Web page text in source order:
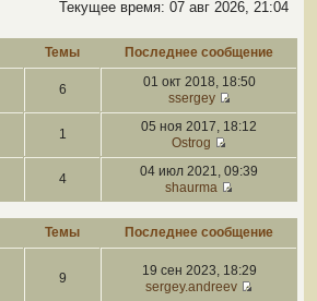
Текущее время: 07 авг 2026, 21:04
Темы Последнее сообщение
6
01 окт 2018, 18:50
ssergey
1
05 ноя 2017, 18:12
Ostrog
4
04 июл 2021, 09:39
shaurma
Темы Последнее сообщение
9
19 сен 2023, 18:29
sergey.andreev